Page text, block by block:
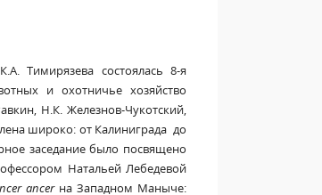
Тимирязева состоялась 8-я
и охотничье хозяйство
Н.К. Железнов-Чукотский,
широко: от Калиниграда до
заседание было посвящено
Натальей Лебедевой
ancerна Западном Маныче: